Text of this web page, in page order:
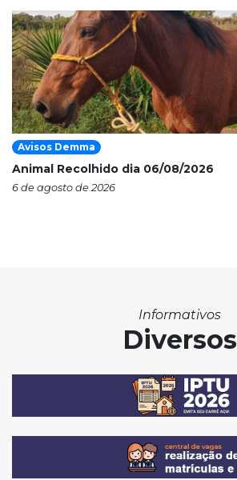
Avisos Demma
Animal Recolhido dia 06/08/2026
6 de agosto de 2026
Informativos
Diversos